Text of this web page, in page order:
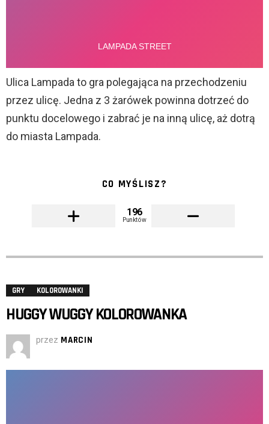
Ulica Lampada to gra polegająca na przechodzeniu
przez ulicę. Jedna z 3 żarówek powinna dotrzeć do
punktu docelowego i zabrać je na inną ulicę, aż dotrą
do miasta Lampada.
CO MYŚLISZ?
196
Punktów
GRY KOLOROWANKI
HUGGY WUGGY KOLOROWANKA
przez MARCIN